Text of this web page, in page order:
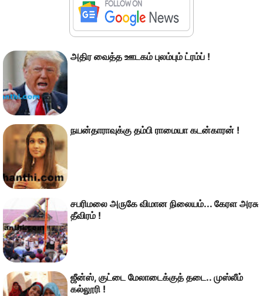
அதிர வைத்த ஊடகம் புலம்பும் ட்ரம்ப் !
நயன்தாராவுக்கு தம்பி ராமையா கடன்காரன் !
சபரிமலை அருகே விமான நிலையம்... கேரள அரசு
தீவிரம் !
ஜீன்ஸ், குட்டை மேலாடைக்குத் தடை.. முஸ்லீம்
கல்லூரி !